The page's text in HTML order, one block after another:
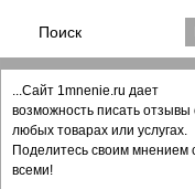
...Сайт 1mnenie.ru дает
возможность писать отзывы
любых товарах или услугах.
Поделитесь своим мнением
всеми!